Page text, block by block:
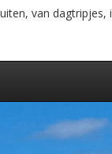
van dagtripjes,